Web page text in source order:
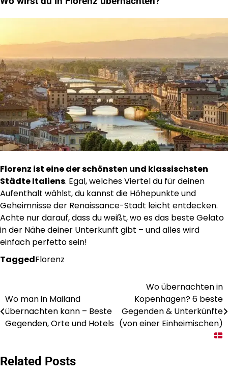
Florenz ist eine der schönsten und klassischsten
Städte Italiens. Egal, welches Viertel du für deinen
Aufenthalt wählst, du kannst die Höhepunkte und
Geheimnisse der Renaissance-Stadt leicht entdecken.
Achte nur darauf, dass du weißt, wo es das beste Gelato
in der Nähe deiner Unterkunft gibt – und alles wird
einfach perfetto sein!
TaggedFlorenz
navigation
Wo man in Mailand
übernachten kann – Beste
Gegenden, Orte und Hotels
Wo übernachten in
Kopenhagen? 6 beste
Gegenden & Unterkünfte
(von einer Einheimischen)
Related Posts